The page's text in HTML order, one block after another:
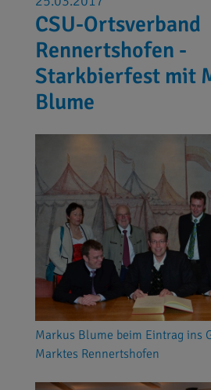
CSU-Ortsverband
Rennertshofen -
Starkbierfest mit
Blume
Markus Blume beim Eintrag ins
Marktes Rennertshofen